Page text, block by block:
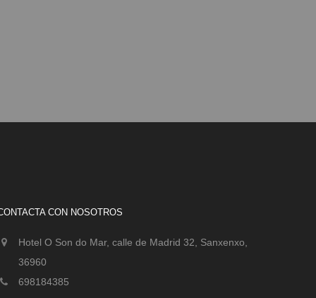
CON NOSOTROS
Hotel O Son do Mar, calle de Madrid 32, Sanxenxo,
36960
698184385